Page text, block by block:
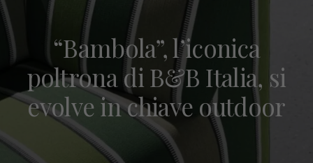
“Bambola”, l’iconica
poltrona di B&B Italia, si
evolve in chiave outdoor